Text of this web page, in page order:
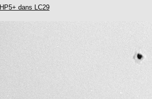
HP5+ dans LC29